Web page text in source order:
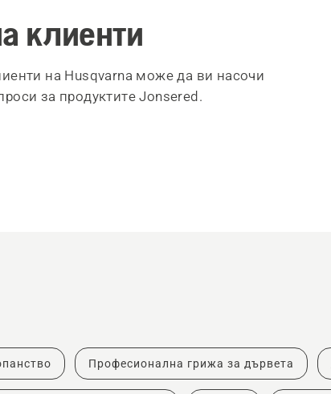
клиенти
на Husqvarna може да ви насочи
за продуктите Jonsered.
Професионална грижа за дървета